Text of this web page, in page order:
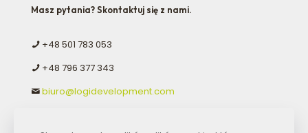
Masz pytania? Skontaktuj się z nami.
+48 501 783 053
+48 796 377 343
biuro@logidevelopment.com